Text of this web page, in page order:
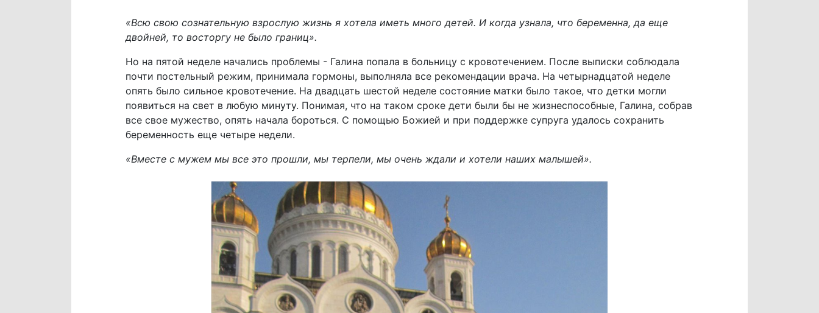
«Всю свою сознательную взрослую жизнь я хотела иметь много детей. И когда узнала, что беременна, да еще
двойней, то восторгу не было границ».
Но на пятой неделе начались проблемы - Галина попала в больницу с кровотечением. После выписки соблюдала
почти постельный режим, принимала гормоны, выполняла все рекомендации врача. На четырнадцатой неделе
опять было сильное кровотечение. На двадцать шестой неделе состояние матки было такое, что детки могли
появиться на свет в любую минуту. Понимая, что на таком сроке дети были бы не жизнеспособные, Галина, собрав
все свое мужество, опять начала бороться. С помощью Божией и при поддержке супруга удалось сохранить
беременность еще четыре недели.
«Вместе с мужем мы все это прошли, мы терпели, мы очень ждали и хотели наших малышей».